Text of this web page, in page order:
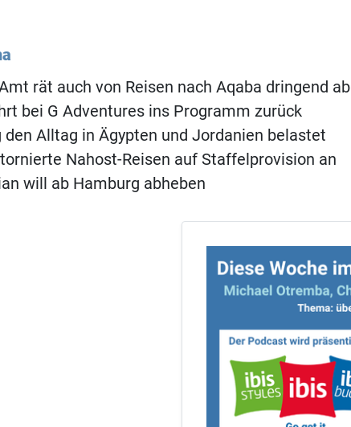
rät auch von Reisen nach Aqaba dringend ab
bei G Adventures ins Programm zurück
den Alltag in Ägypten und Jordanien belastet
Nahost-Reisen auf Staffelprovision an
will ab Hamburg abheben